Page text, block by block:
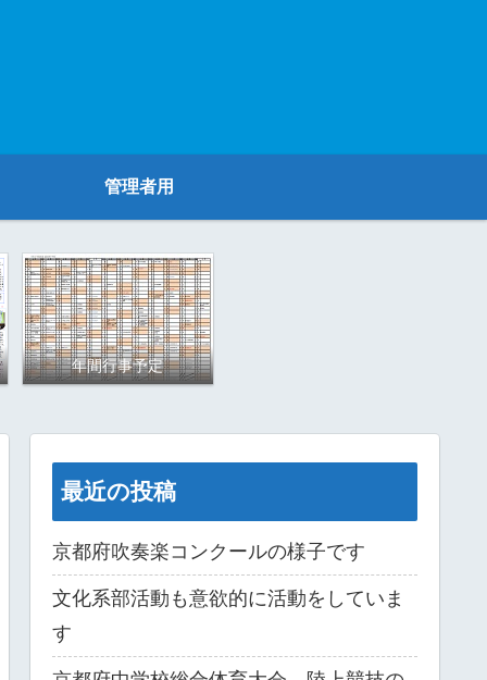
管理者用
年間行事予定
最近の投稿
京都府吹奏楽コンクールの様子です
文化系部活動も意欲的に活動をしていま
す